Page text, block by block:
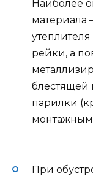
Наиболее
материала
рейки, а
блестящей
парилки
монтажным
При